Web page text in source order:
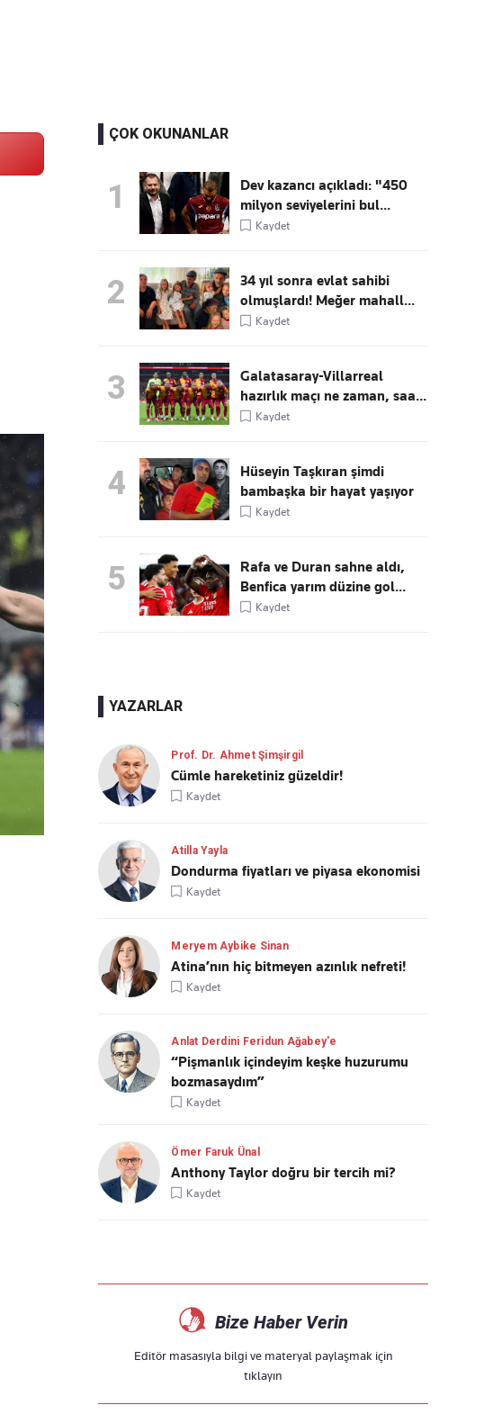
ÇOK OKUNANLAR
1
Dev kazancı açıkladı: "450
milyon seviyelerini bul...
Kaydet
2
34 yıl sonra evlat sahibi
olmuşlardı! Meğer mahall...
Kaydet
3
Galatasaray-Villarreal
hazırlık maçı ne zaman, saa...
Kaydet
4
Hüseyin Taşkıran şimdi
bambaşka bir hayat yaşıyor
Kaydet
5
Rafa ve Duran sahne aldı,
Benfica yarım düzine gol...
Kaydet
YAZARLAR
Prof. Dr. Ahmet Şimşirgil
Cümle hareketiniz güzeldir!
Kaydet
Atilla Yayla
Dondurma fiyatları ve piyasa ekonomisi
Kaydet
Meryem Aybike Sinan
Atina’nın hiç bitmeyen azınlık nefreti!
Kaydet
Anlat Derdini Feridun Ağabey'e
“Pişmanlık içindeyim keşke huzurumu
bozmasaydım”
Kaydet
Ömer Faruk Ünal
Anthony Taylor doğru bir tercih mi?
Kaydet
Bize Haber Verin
Editör masasıyla bilgi ve materyal paylaşmak için
tıklayın